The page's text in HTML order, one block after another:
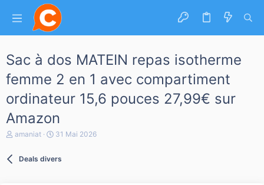
Sac à dos MATEIN repas isotherme
femme 2 en 1 avec compartiment
ordinateur 15,6 pouces 27,99€ sur
Amazon
A
amaniat
D
e
31 Mai 2026
Deals divers